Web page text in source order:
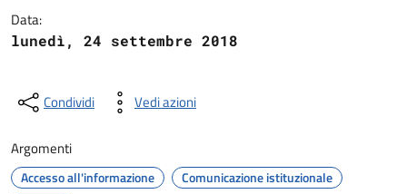
Data:
lunedì, 24 settembre 2018
Condividi Vedi azioni
Argomenti
Accesso all'informazione
Comunicazione istituzionale